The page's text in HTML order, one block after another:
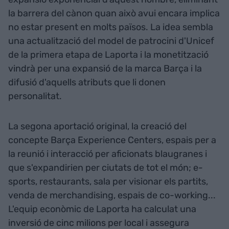
la barrera del cànon quan això avui encara implica
no estar present en molts països. La idea sembla
una actualització del model de patrocini d'Unicef
de la primera etapa de Laporta i la monetització
vindrà per una expansió de la marca Barça i la
difusió d'aquells atributs que li donen
personalitat.
La segona aportació original, la creació del
concepte Barça Experience Centers, espais per a
la reunió i interacció per aficionats blaugranes i
que s'expandirien per ciutats de tot el món; e-
sports, restaurants, sala per visionar els partits,
venda de merchandising, espais de co-working...
L'equip econòmic de Laporta ha calculat una
inversió de cinc milions per local i assegura